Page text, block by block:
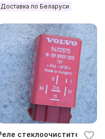
Доставка по Беларуси
Volvo V70, 1998 г.
стеклоочистителей